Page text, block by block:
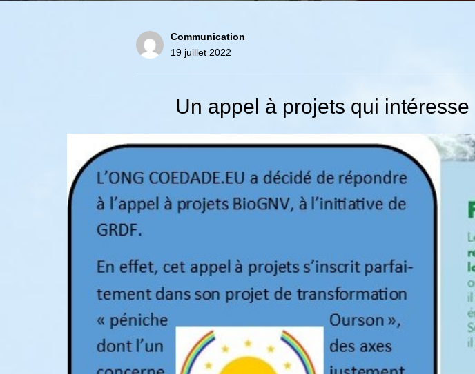
Communication
19 juillet 2022
Un appel à projets qui intéresse